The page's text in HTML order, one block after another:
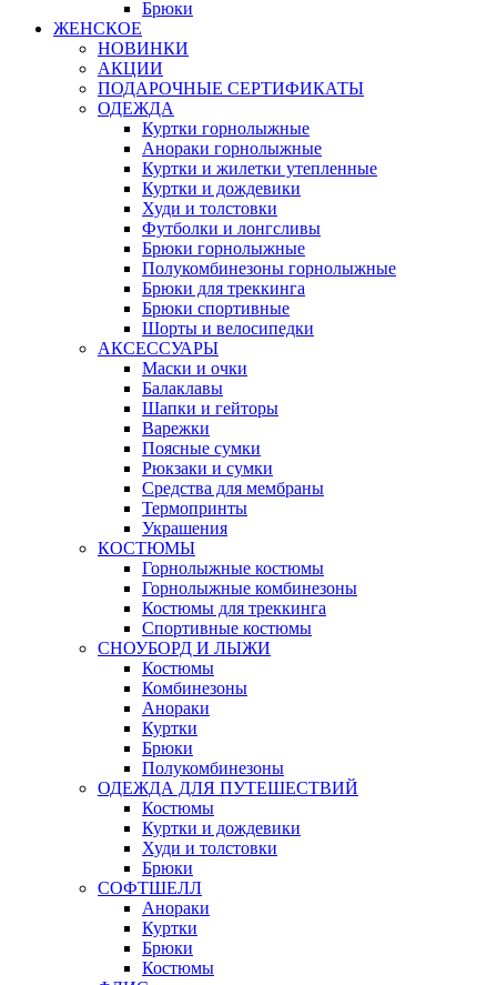
Брюки
ЖЕНСКОЕ
НОВИНКИ
АКЦИИ
ПОДАРОЧНЫЕ СЕРТИФИКАТЫ
ОДЕЖДА
Куртки горнолыжные
Анораки горнолыжные
Куртки и жилетки утепленные
Куртки и дождевики
Худи и толстовки
Футболки и лонгсливы
Брюки горнолыжные
Полукомбинезоны горнолыжные
Брюки для треккинга
Брюки спортивные
Шорты и велосипедки
АКСЕССУАРЫ
Маски и очки
Балаклавы
Шапки и гейторы
Варежки
Поясные сумки
Рюкзаки и сумки
Средства для мембраны
Термопринты
Украшения
КОСТЮМЫ
Горнолыжные костюмы
Горнолыжные комбинезоны
Костюмы для треккинга
Спортивные костюмы
СНОУБОРД И ЛЫЖИ
Костюмы
Комбинезоны
Анораки
Куртки
Брюки
Полукомбинезоны
ОДЕЖДА ДЛЯ ПУТЕШЕСТВИЙ
Костюмы
Куртки и дождевики
Худи и толстовки
Брюки
СОФТШЕЛЛ
Анораки
Куртки
Брюки
Костюмы